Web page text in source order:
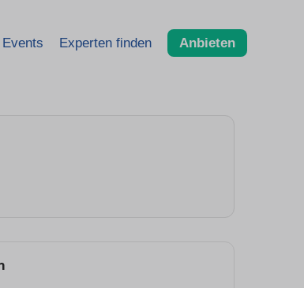
Experten finden Anbieten